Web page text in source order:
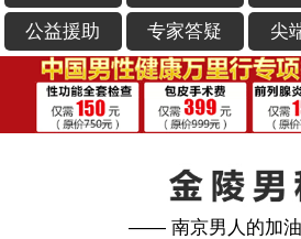
公益援助 专家答疑 尖
—— 南京男人的加